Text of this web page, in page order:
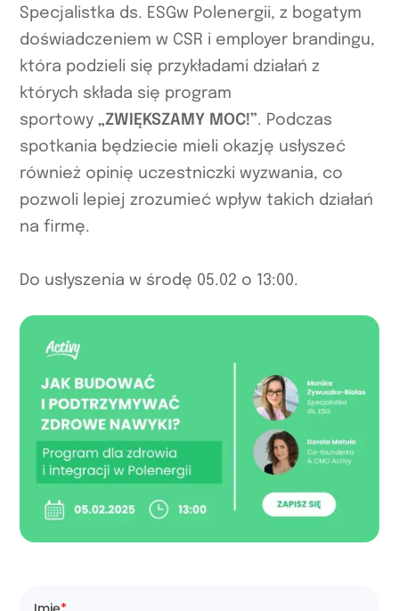
Specjalistka ds. ESGw Polenergii, z bogatym
doświadczeniem w CSR i employer brandingu,
która podzieli się przykładami działań z
których składa się program
sportowy„ZWIĘKSZAMY MOC!”. Podczas
spotkania będziecie mieli okazję usłyszeć
również opinię uczestniczki wyzwania, co
pozwoli lepiej zrozumieć wpływ takich działań
na firmę.
Do usłyszenia w środę 05.02 o 13:00.